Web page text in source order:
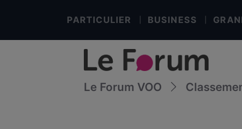
PARTICULIER BUSINESS
Le Forum VOO